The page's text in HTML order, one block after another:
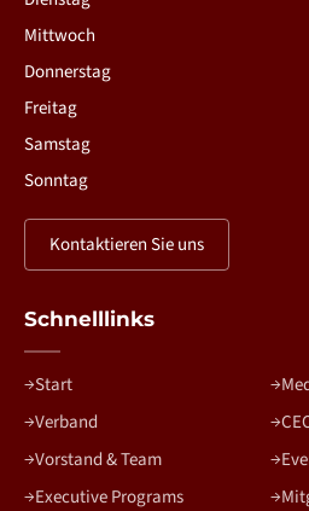
Mittwoch
Donnerstag
Freitag
Samstag
Sonntag
Kontaktieren Sie uns
Schnelllinks
Start
Verband
Vorstand & Team
Executive Programs